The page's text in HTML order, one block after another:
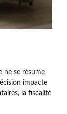
ne se résume
impacte
la fiscalité